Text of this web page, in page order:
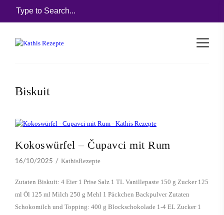
Biskuit
Kokoswürfel – Čupavci mit Rum
16/10/2025 KathisRezepte
Zutaten Biskuit: 4 Eier 1 Prise Salz 1 TL Vanillepaste 150 g Zucker 125
ml Öl 125 ml Milch 250 g Mehl 1 Päckchen Backpulver Zutaten
Schokomilch und Topping: 400 g Blockschokolade 1-4 EL Zucker 1